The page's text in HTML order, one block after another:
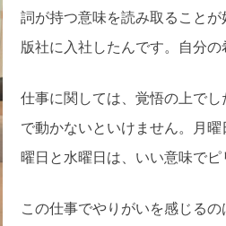
詞が持つ意味を読み取ること
版社に入社したんです。自分の
仕事に関しては、覚悟の上で
で動かないといけません。月
曜日と水曜日は、いい意味でピ
この仕事でやりがいを感じるの